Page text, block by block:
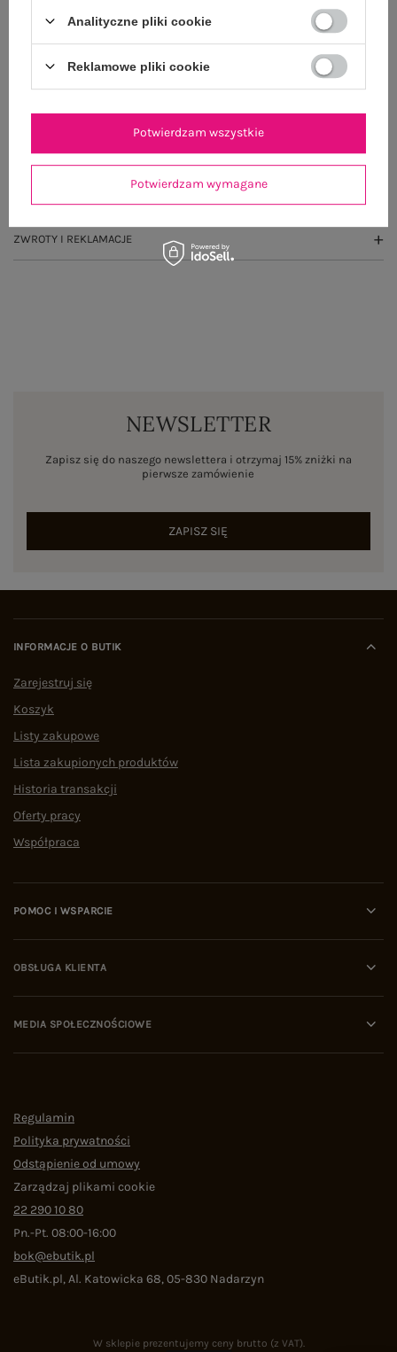
OPIS PRODUKTU
GŁÓWNE PARAMETRY
OPINIE O PRODUKCIE (0)
ZWROTY I REKLAMACJE
NEWSLETTER
Zapisz się do naszego newslettera i otrzymaj 15% zniżki na
pierwsze zamówienie
ZAPISZ SIĘ
INFORMACJE O BUTIK
Zarejestruj się
Koszyk
Listy zakupowe
Lista zakupionych produktów
Historia transakcji
Oferty pracy
Współpraca
POMOC I WSPARCIE
OBSŁUGA KLIENTA
MEDIA SPOŁECZNOŚCIOWE
Regulamin
Polityka prywatności
Odstąpienie od umowy
Zarządzaj plikami cookie
22 290 10 80
Pn.-Pt. 08:00-16:00
bok@ebutik.pl
eButik.pl,Al. Katowicka 68,05-830 Nadarzyn
W sklepie prezentujemy ceny brutto (z VAT).
Analityczne pliki cookie
Reklamowe pliki cookie
Potwierdzam wymagane
Potwierdzam wszystkie